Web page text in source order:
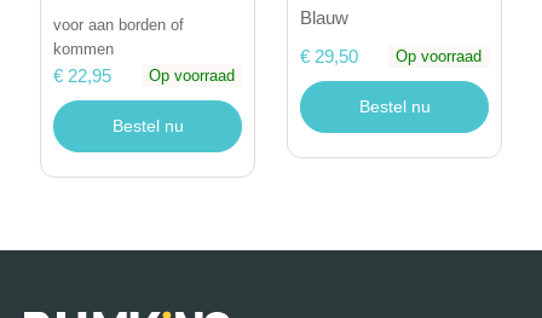
voor aan borden of
kommen
€ 22,95 Op voorraad
Bestel nu
Blauw
€ 29,50
Op voorraad
Bestel nu